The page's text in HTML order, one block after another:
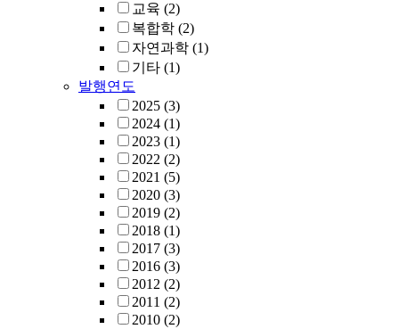
교육 (2)
복합학 (2)
자연과학 (1)
기타 (1)
발행연도
2025 (3)
2024 (1)
2023 (1)
2022 (2)
2021 (5)
2020 (3)
2019 (2)
2018 (1)
2017 (3)
2016 (3)
2012 (2)
2011 (2)
2010 (2)